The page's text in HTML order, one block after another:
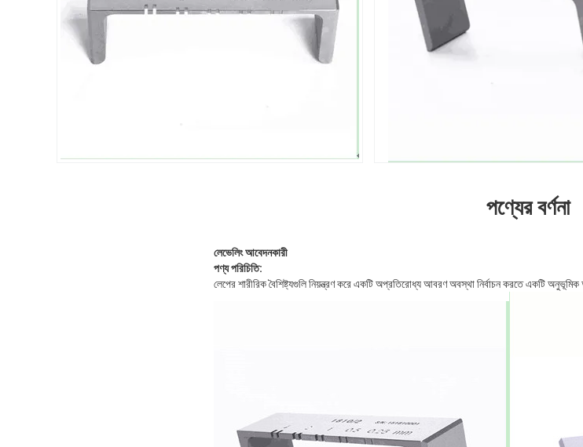
পণ্যের বর্ণনা
লেভেলিং আবেদনকারী
পণ্য পরিচিতি:
লেপের শারীরিক বৈশিষ্ট্যগুলি নিয়ন্ত্রণ করে একটি অপ্রতিরোধ্য আবরণ অবস্থা নির্বাচন করতে একটি